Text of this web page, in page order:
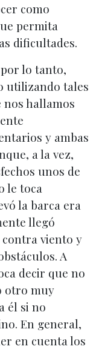
como
permita
dificultades.
lo tanto,
utilizando tales
hallamos
y ambas
a la vez,
unos de
le toca
la barca era
llegó
viento y
A
decir que no
otro muy
él si no
En general,
en cuenta los